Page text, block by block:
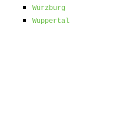
Würzburg
Wuppertal